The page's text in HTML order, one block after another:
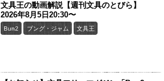
文具王の動画解説【週刊文具のとびら】
2026年8月5日20:30〜
Bun2 ブング・ジャム 文具王